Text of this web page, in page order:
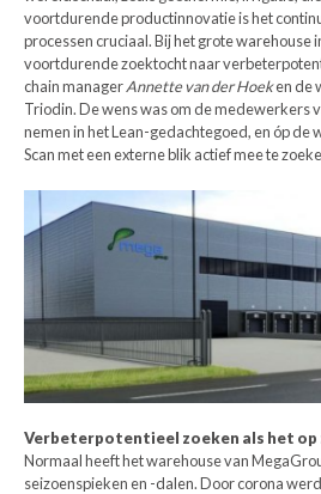
voortdurende productinnovatie is het
processen cruciaal. Bij het grote warehouse
voortdurende zoektocht naar
chain managerAnnette van der Hoeken de
Triodin. De wens was om de medewerkers
nemen in het Lean-gedachtegoed, en óp de
Scan met een externe blik actief mee te
Verbeterpotentieel zoeken als het op
Normaal heeft het warehouse van
seizoenspieken en -dalen. Door corona